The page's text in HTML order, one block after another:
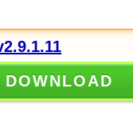
DOWNLOAD